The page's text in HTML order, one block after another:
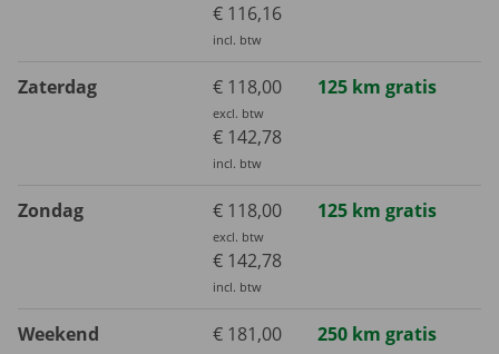
€ 116,16
incl. btw
Zaterdag € 118,00
excl. btw
€ 142,78
incl. btw
125 km gratis
Zondag € 118,00
excl. btw
€ 142,78
incl. btw
125 km gratis
Weekend € 181,00 250 km gratis